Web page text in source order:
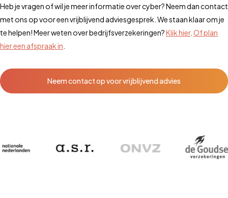
Heb je vragen of wil je meer informatie over cyber? Neem dan contact
met ons op voor een vrijblijvend adviesgesprek. We staan klaar om je
te helpen! Meer weten over bedrijfsverzekeringen?Klik hier. Of plan
hier een afspraak in
Neem contact op voor vrijblijvend advies